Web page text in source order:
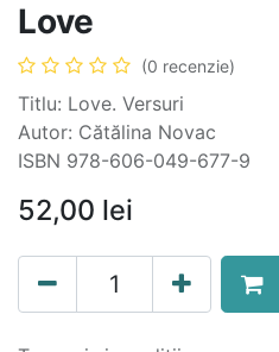
Love
(0 recenzie)
Titlu: Love. Versuri
Autor: Cătălina Novac
ISBN 978-606-049-677-9
52,00 lei